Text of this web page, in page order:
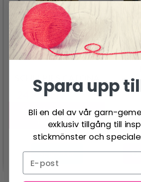
SCHEEPJES CATONA
24.95 SEK
Erbjudandet upphör
12/08/2026
Se produkt
Spara upp
Bli en del av vår garn-
exklusiv tillgång till
stickmönster och